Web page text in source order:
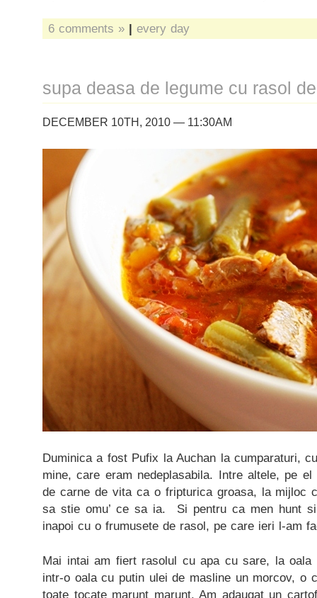
6 comments » | every day
supa deasa de legume cu rasol
DECEMBER 10TH, 2010 — 11:30AM
Duminica a fost Pufix la Auchan la cumparaturi,
mine, care eram nedeplasabila. Intre altele, pe
de carne de vita ca o fripturica groasa, la mijloc
sa stie omu’ ce sa ia. Si pentru ca men hunt
inapoi cu o frumusete de rasol, pe care ieri l-am
Mai intai am fiert rasolul cu apa cu sare, la oala
intr-o oala cu putin ulei de masline un morcov, o
toate tocate marunt marunt. Am adaugat un